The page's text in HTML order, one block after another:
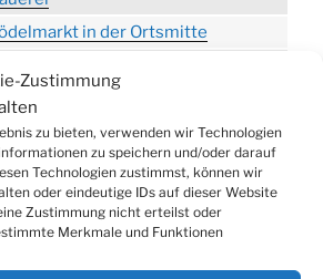
Zustimmung
zu bieten, verwenden wir Technologien
zu speichern und/oder darauf
Technologien zustimmst, können wir
oder eindeutige IDs auf dieser Website
Zustimmung nicht erteilst oder
Merkmale und Funktionen
in der Ortsmitte
Volleyball-Turnier
in Hengstenberg
im Burghaus